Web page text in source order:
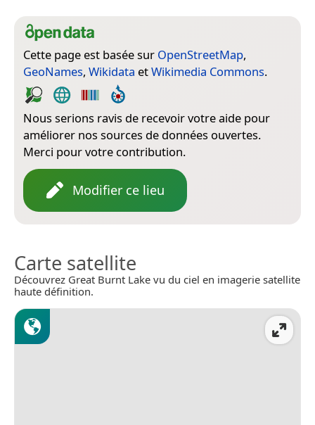
Cette page est basée sur OpenStreetMap,
GeoNames, Wikidata etWikimedia Commons.
Nous serions ravis de recevoir votre aide pour
améliorer nos sources de données ouvertes.
Merci pour votre contribution.
Modifier ce lieu
Carte satellite
Découvrez Great Burnt Lake vu du ciel en imagerie satellite
haute définition.